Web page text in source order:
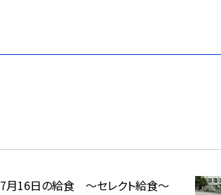
7月16日の給食 ～セレクト給食～